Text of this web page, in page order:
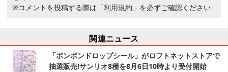
※コメントを投稿する際は 「利用規約」 を必ずご確認ください
関連ニュース
「ボンボンドロップシール」がロフトネットストアで
抽選販売!サンリオ8種を8月6日10時より受付開始